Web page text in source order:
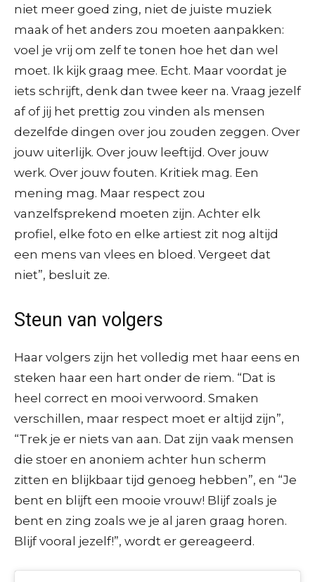
niet meer goed zing, niet de juiste muziek
maak of het anders zou moeten aanpakken:
voel je vrij om zelf te tonen hoe het dan wel
moet. Ik kijk graag mee. Echt. Maar voordat je
iets schrijft, denk dan twee keer na. Vraag jezelf
af of jij het prettig zou vinden als mensen
dezelfde dingen over jou zouden zeggen. Over
jouw uiterlijk. Over jouw leeftijd. Over jouw
werk. Over jouw fouten. Kritiek mag. Een
mening mag. Maar respect zou
vanzelfsprekend moeten zijn. Achter elk
profiel, elke foto en elke artiest zit nog altijd
een mens van vlees en bloed. Vergeet dat
niet”, besluit ze.
Steun van volgers
Haar volgers zijn het volledig met haar eens en
steken haar een hart onder de riem. “Dat is
heel correct en mooi verwoord. Smaken
verschillen, maar respect moet er altijd zijn”,
“Trek je er niets van aan. Dat zijn vaak mensen
die stoer en anoniem achter hun scherm
zitten en blijkbaar tijd genoeg hebben”, en “Je
bent en blijft een mooie vrouw! Blijf zoals je
bent en zing zoals we je al jaren graag horen.
Blijf vooral jezelf!”, wordt er gereageerd.